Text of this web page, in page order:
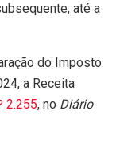
até a
do Imposto
a Receita
2.255, no Diário